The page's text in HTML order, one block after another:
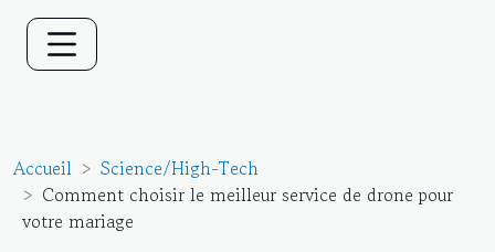
Accueil
Science/High-Tech
Comment choisir le meilleur service de drone pour
votre mariage